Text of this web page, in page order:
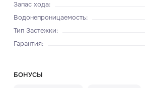
Запас хода:
Водонепроницаемость:
Тип Застежки:
Гарантия:
БОНУСЫ